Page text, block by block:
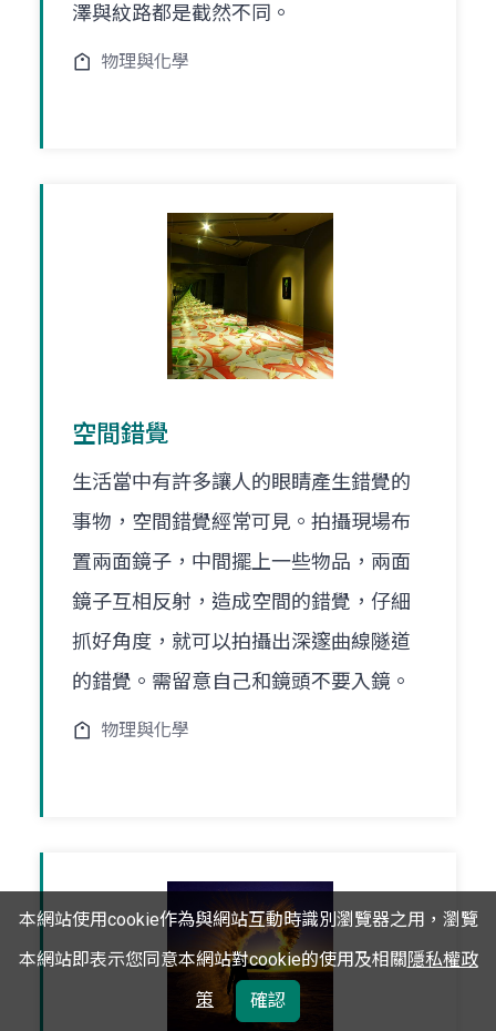
澤與紋路都是截然不同。
物理與化學
空間錯覺
生活當中有許多讓人的眼睛產生錯覺的
事物，空間錯覺經常可見。拍攝現場布
置兩面鏡子，中間擺上一些物品，兩面
鏡子互相反射，造成空間的錯覺，仔細
抓好角度，就可以拍攝出深邃曲線隧道
的錯覺。需留意自己和鏡頭不要入鏡。
物理與化學
本網站使用cookie作為與網站互動時識別瀏覽器之用，瀏覽
本網站即表示您同意本網站對cookie的使用及相關隱私權政
策
確認